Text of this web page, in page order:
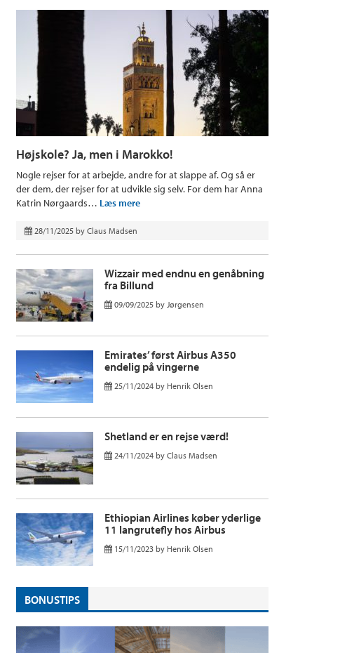
Højskole? Ja, men i Marokko!
Nogle rejser for at arbejde, andre for at slappe af. Og så er
der dem, der rejser for at udvikle sig selv. For dem har Anna
Katrin Nørgaards… Læs mere
28/11/2025 by Claus Madsen
Wizzair med endnu en genåbning
fra Billund
09/09/2025 by Jørgensen
Emirates’ først Airbus A350
endelig på vingerne
25/11/2024 by Henrik Olsen
Shetland er en rejse værd!
24/11/2024 by Claus Madsen
Ethiopian Airlines køber yderlige
11 langrutefly hos Airbus
15/11/2023 by Henrik Olsen
BONUSTIPS